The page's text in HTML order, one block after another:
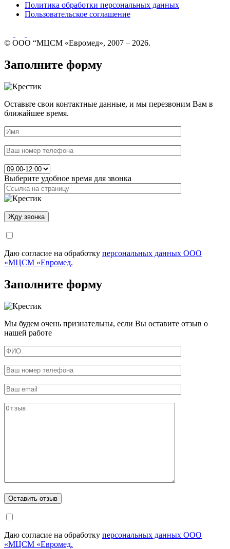
Политика обработки персональных данных
Пользовательское соглашение
© ООО “МЦСМ «Евромед», 2007 – 2026.
Заполните форму
Оставьте свои контактные данные, и мы перезвоним Вам в
ближайшее время.
Выберите удобное время для звонка
Даю согласие на обработку персональных данных ООО
«МЦСМ «Евромед.
Заполните форму
Мы будем очень признательны, если Вы оставите отзыв о
нашей работе
Даю согласие на обработку персональных данных ООО
«МЦСМ «Евромед.